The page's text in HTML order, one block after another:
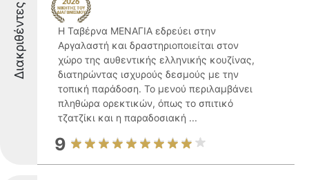
Διακριθέντες
Η Ταβέρνα ΜΕΝΑΓΙΑ εδρεύει στην
Αργαλαστή και δραστηριοποιείται στον
χώρο της αυθεντικής ελληνικής κουζίνας,
διατηρώντας ισχυρούς δεσμούς με την
τοπική παράδοση. Το μενού περιλαμβάνει
πληθώρα ορεκτικών, όπως το σπιτικό
τζατζίκι και η παραδοσιακή ...
9